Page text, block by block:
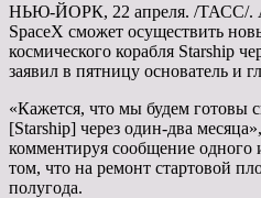
НЬЮ-ЙОРК, 22 апреля. /ТАСС/.
SpaceX сможет осуществить
космического корабля Starship
заявил в пятницу основатель и
«Кажется, что мы будем готовы
[Starship] через один-два
комментируя сообщение одного
том, что на ремонт стартовой
полугода.